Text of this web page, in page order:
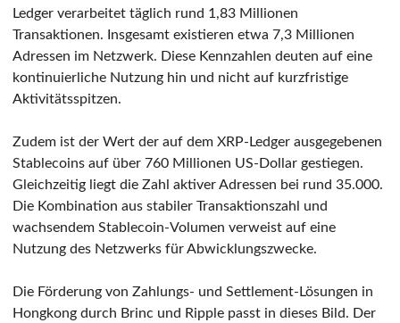
Ledger verarbeitet täglich rund 1,83 Millionen
Transaktionen. Insgesamt existieren etwa 7,3 Millionen
Adressen im Netzwerk. Diese Kennzahlen deuten auf eine
kontinuierliche Nutzung hin und nicht auf kurzfristige
Aktivitätsspitzen.
Zudem ist der Wert der auf dem XRP-Ledger ausgegebenen
Stablecoins auf über 760 Millionen US-Dollar gestiegen.
Gleichzeitig liegt die Zahl aktiver Adressen bei rund 35.000.
Die Kombination aus stabiler Transaktionszahl und
wachsendem Stablecoin-Volumen verweist auf eine
Nutzung des Netzwerks für Abwicklungszwecke.
Die Förderung von Zahlungs- und Settlement-Lösungen in
Hongkong durch Brinc und Ripple passt in dieses Bild. Der